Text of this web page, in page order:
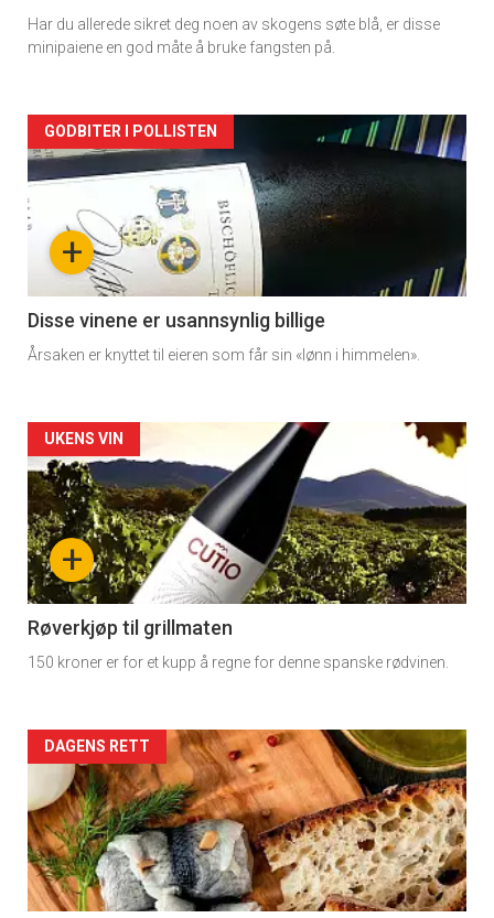
Har du allerede sikret deg noen av skogens søte blå, er disse
minipaiene en god måte å bruke fangsten på.
Artikler
detail
-
section
11
Dagens
rett
+
GODBITER I POLLISTEN
Disse vinene er usannsynlig billige
Årsaken er knyttet til eieren som får sin «lønn i himmelen».
Artikler
detail
-
section
11
Dagens
rett
2
+
UKENS VIN
Røverkjøp til grillmaten
150 kroner er for et kupp å regne for denne spanske rødvinen.
Artikler
detail
-
section
DAGENS RETT